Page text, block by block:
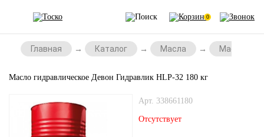
0
Главная Каталог Масла Масла для
Масло гидравлическое Девон Гидравлик HLP-32 180 кг
Арт. 338661180
Отсутствует